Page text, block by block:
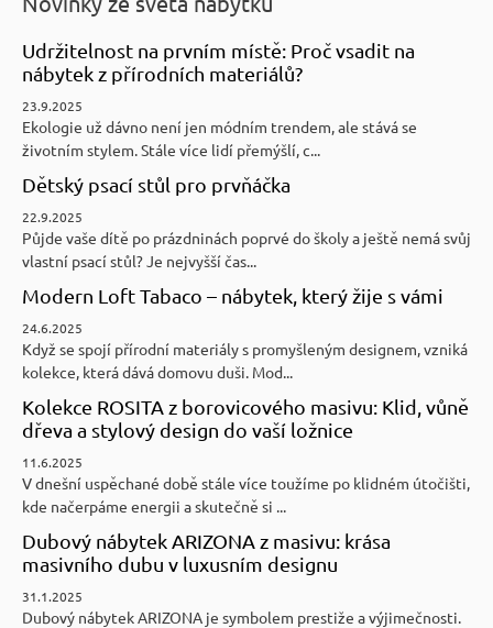
Udržitelnost na prvním místě: Proč vsadit na
nábytek z přírodních materiálů?
23.9.2025
Ekologie už dávno není jen módním trendem, ale stává se
životním stylem. Stále více lidí přemýšlí, c...
Dětský psací stůl pro prvňáčka
22.9.2025
Půjde vaše dítě po prázdninách poprvé do školy a ještě nemá svůj
vlastní psací stůl? Je nejvyšší čas...
Modern Loft Tabaco – nábytek, který žije s vámi
24.6.2025
Když se spojí přírodní materiály s promyšleným designem, vzniká
kolekce, která dává domovu duši. Mod...
Kolekce ROSITA z borovicového masivu: Klid, vůně
dřeva a stylový design do vaší ložnice
11.6.2025
V dnešní uspěchané době stále více toužíme po klidném útočišti,
kde načerpáme energii a skutečně si ...
Dubový nábytek ARIZONA z masivu: krása
masivního dubu v luxusním designu
31.1.2025
Dubový nábytek ARIZONA je symbolem prestiže a výjimečnosti.